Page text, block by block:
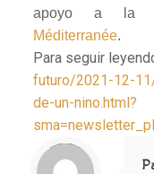
apoyo a la
Méditerranée.
Para seguir
futuro/2021-12-
de-un-nino.html?
Notice
: Trying to access array offset on value of type null in
/home/misioner/public_html/padresblancos/themes/betheme/includes/content-single.php
on line
286